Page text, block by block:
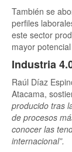
También se
perfiles
este sector
mayor
Industria
Raúl Díaz
Atacama,
producido tras
de procesos
conocer las
internacional”.